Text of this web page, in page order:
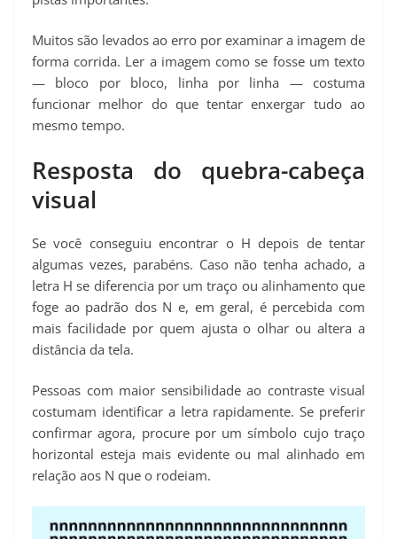
Muitos são levados ao erro por examinar a imagem de
forma corrida. Ler a imagem como se fosse um texto
— bloco por bloco, linha por linha — costuma
funcionar melhor do que tentar enxergar tudo ao
mesmo tempo.
Resposta do quebra-cabeça
visual
Se você conseguiu encontrar o H depois de tentar
algumas vezes, parabéns. Caso não tenha achado, a
letra H se diferencia por um traço ou alinhamento que
foge ao padrão dos N e, em geral, é percebida com
mais facilidade por quem ajusta o olhar ou altera a
distância da tela.
Pessoas com maior sensibilidade ao contraste visual
costumam identificar a letra rapidamente. Se preferir
confirmar agora, procure por um símbolo cujo traço
horizontal esteja mais evidente ou mal alinhado em
relação aos N que o rodeiam.